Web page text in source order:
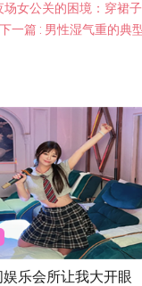
场女公关的困境：穿裙
下一篇 : 男性湿气重的典
乐会所让我大开眼